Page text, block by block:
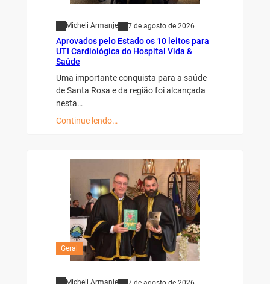
Micheli Armanje 7 de agosto de 2026
Aprovados pelo Estado os 10 leitos para
UTI Cardiológica do Hospital Vida &
Saúde
Uma importante conquista para a saúde
de Santa Rosa e da região foi alcançada
nesta…
Continue lendo…
Geral